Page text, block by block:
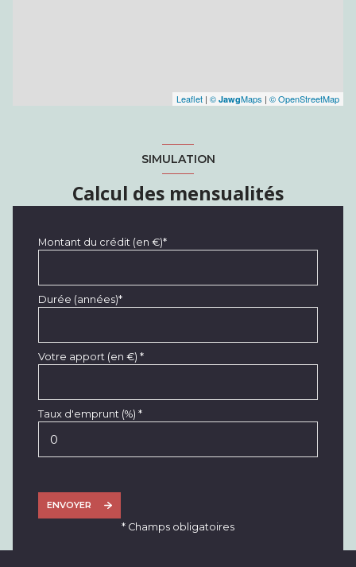
Leaflet | © JawgMaps | © OpenStreetMap
SIMULATION
Calcul des mensualités
Montant du crédit (en €)*
Durée (années)*
Votre apport (en €) *
Taux d'emprunt (%) *
ENVOYER
* Champs obligatoires